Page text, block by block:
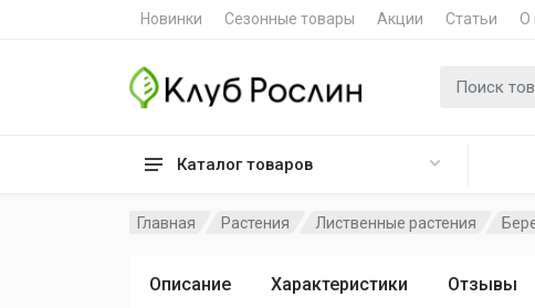
Новинки Сезонные товары Акции Статьи О
Каталог товаров
Поиск для
Главная Растения Лиственные растения
Описание Характеристики Отзывы